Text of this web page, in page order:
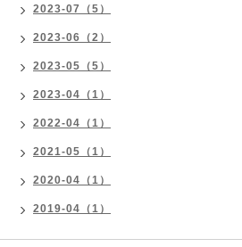
2023-07（5）
2023-06（2）
2023-05（5）
2023-04（1）
2022-04（1）
2021-05（1）
2020-04（1）
2019-04（1）